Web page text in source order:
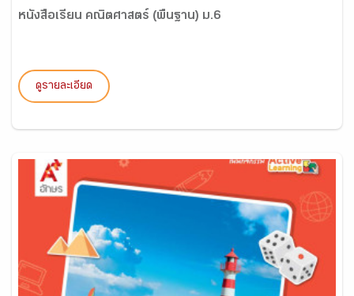
หนังสือเรียน คณิตศาสตร์ (พื้นฐาน) ม.6
ดูรายละเอียด